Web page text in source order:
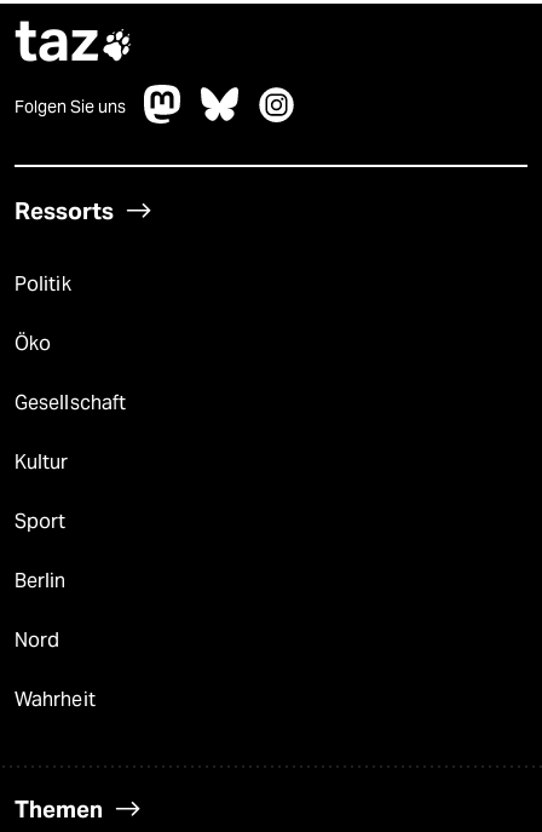
taz
Folgen Sie uns
Ressorts
Politik
Öko
Gesellschaft
Kultur
Sport
Berlin
Nord
Wahrheit
Themen